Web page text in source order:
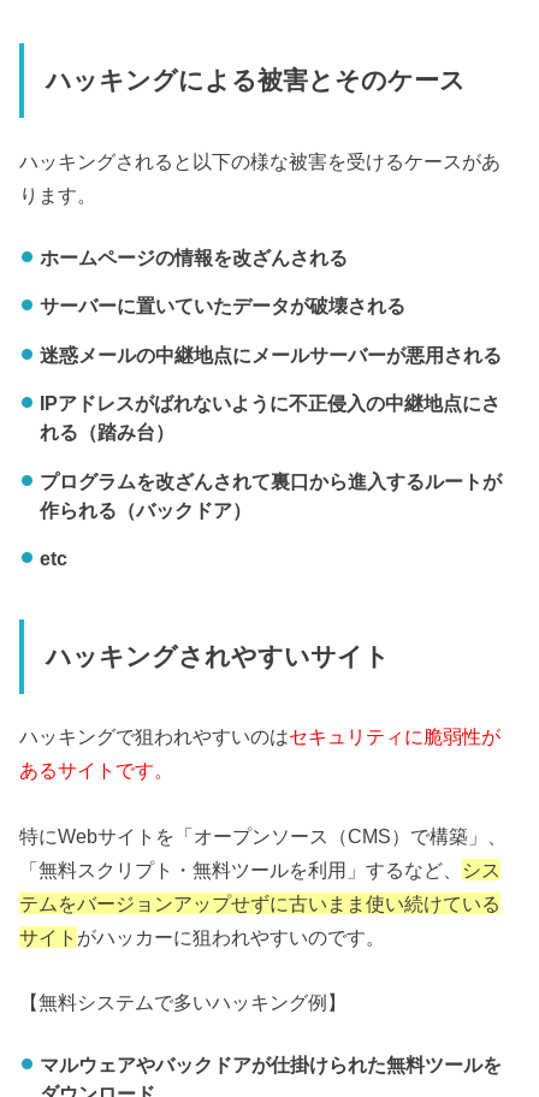
ハッキングによる被害とそのケース
ハッキングされると以下の様な被害を受けるケースがあ
ります。
ホームページの情報を改ざんされる
サーバーに置いていたデータが破壊される
迷惑メールの中継地点にメールサーバーが悪用される
IPアドレスがばれないように不正侵入の中継地点にさ
れる（踏み台）
プログラムを改ざんされて裏口から進入するルートが
作られる（バックドア）
etc
ハッキングされやすいサイト
ハッキングで狙われやすいのはセキュリティに脆弱性が
あるサイトです。
特にWebサイトを「オープンソース（CMS）で構築」、
「無料スクリプト・無料ツールを利用」するなど、 シス
テムをバージョンアップせずに古いまま使い続けている
サイト がハッカーに狙われやすいのです。
【無料システムで多いハッキング例】
マルウェアやバックドアが仕掛けられた無料ツールを